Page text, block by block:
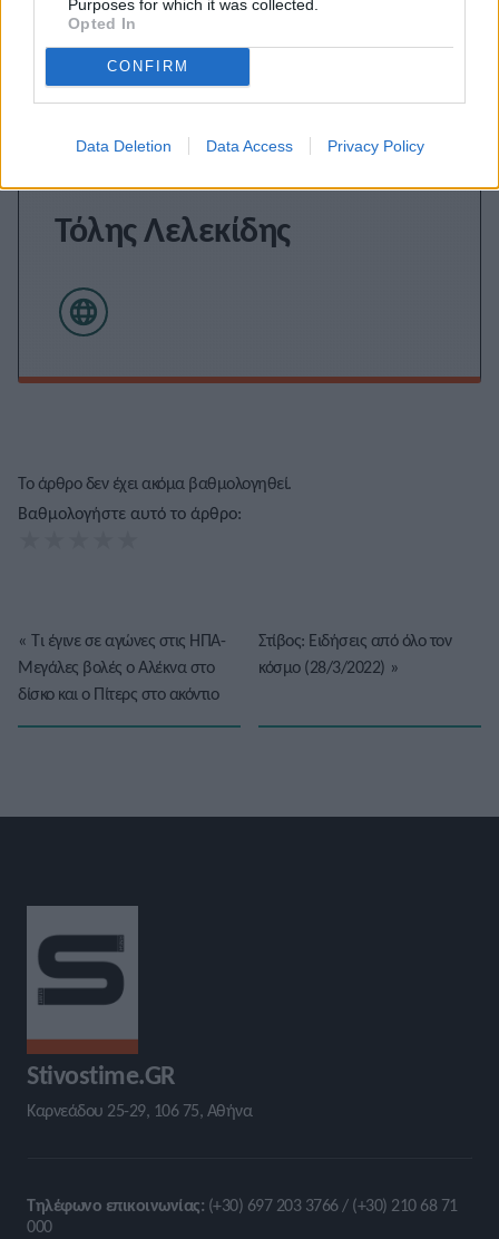
Purposes for which it was collected.
Opted In
CONFIRM
Data Deletion Data Access Privacy Policy
Τόλης Λελεκίδης
Το άρθρο δεν έχει ακόμα βαθμολογηθεί.
Βαθμολογήστε αυτό το άρθρο:
« Τι έγινε σε αγώνες στις ΗΠΑ-
Μεγάλες βολές ο Αλέκνα στο
δίσκο και ο Πίτερς στο ακόντιο
Στίβος: Ειδήσεις από όλο τον
κόσμο (28/3/2022) »
Stivostime.GR
Καρνεάδου 25-29, 106 75, Αθήνα
Τηλέφωνο επικοινωνίας: (+30) 697 203 3766 / (+30) 210 68 71
000